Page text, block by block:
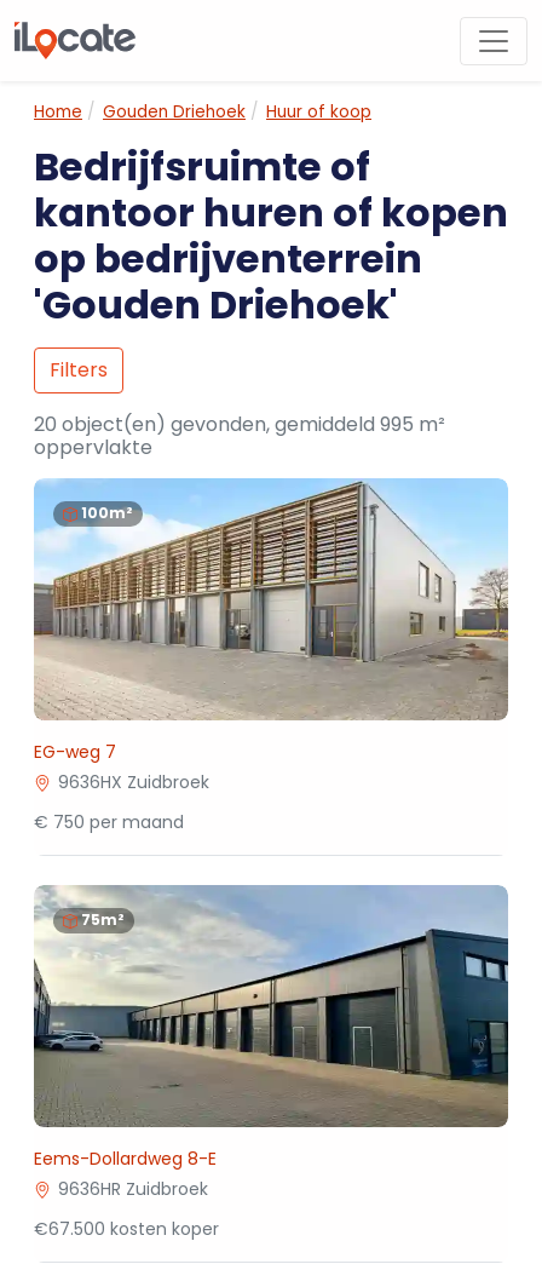
Home Gouden Driehoek Huur of koop
Bedrijfsruimte of
kantoor huren of kopen
op bedrijventerrein
'Gouden Driehoek'
Filters
20 object(en) gevonden, gemiddeld 995 m²
oppervlakte
100m²
EG-weg 7
9636HX Zuidbroek
€ 750 per maand
75m²
Eems-Dollardweg 8-E
9636HR Zuidbroek
€67.500 kosten koper